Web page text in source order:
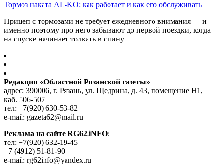
Тормоз наката AL-KO: как работает и как его обслуживать
Прицеп с тормозами не требует ежедневного внимания — и
именно поэтому про него забывают до первой поездки, когда
на спуске начинает толкать в спину
Редакция «Областной Рязанской газеты»
адрес: 390006, г. Рязань, ул. Щедрина, д. 43, помещение Н1,
каб. 506-507
тел: +7(920) 630-53-82
e-mail: gazeta62@mail.ru
Реклама на сайте RG62.iNFO:
тел: +7(920) 632-19-45
+7 (4912) 51-81-90
e-mail: rg62info@yandex.ru